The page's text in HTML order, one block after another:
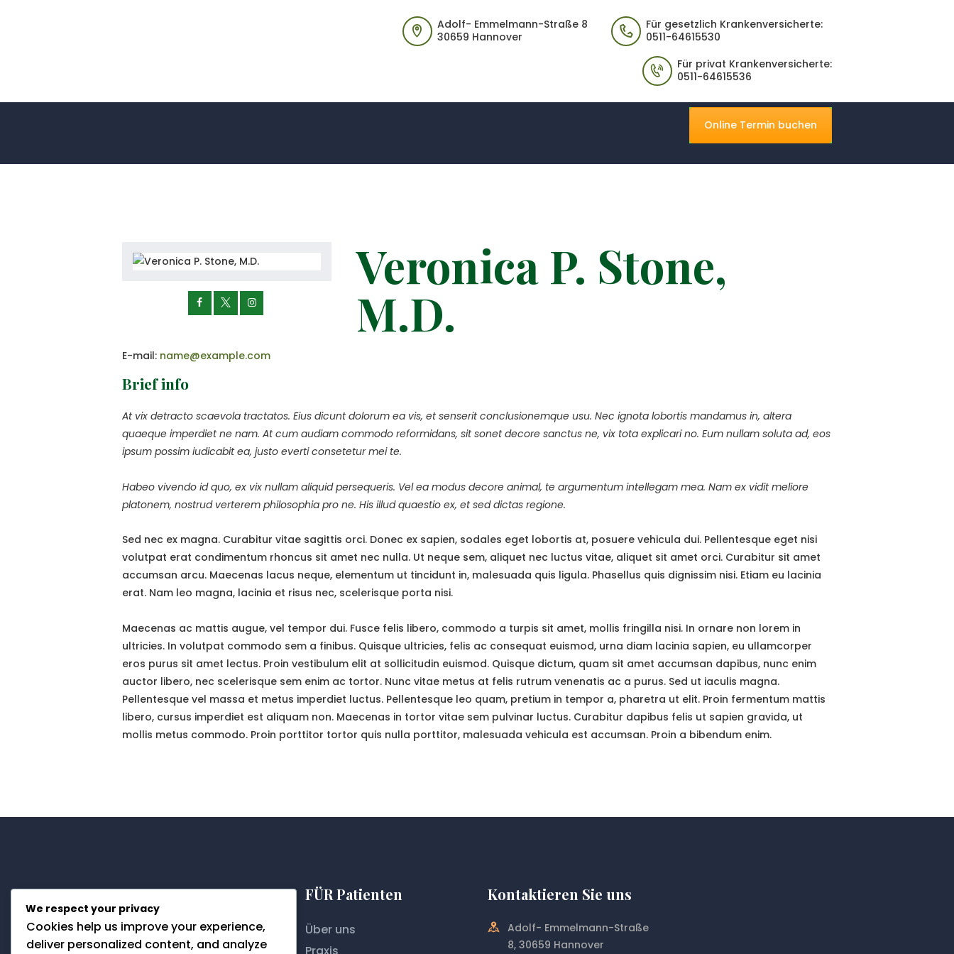
Adolf- Emmelmann-Straße 8
30659 Hannover
Für gesetzlich Krankenversicherte:
0511-64615530
Für privat Krankenversicherte:
0511-64615536
Online Termin buchen
Ismael Khorsheed
PRAXIS
Veronica P. Stone,
M.D.
E-mail: name@example.com
Brief info
At vix detracto scaevola tractatos. Eius dicunt dolorum ea vis, et senserit conclusionemque usu. Nec ignota lobortis mandamus in, altera
quaeque imperdiet ne nam. At cum audiam commodo reformidans, sit sonet decore sanctus ne, vix tota explicari no. Eum nullam soluta ad, eos
ipsum possim iudicabit ea, justo everti consetetur mei te.
Habeo vivendo id quo, ex vix nullam aliquid persequeris. Vel ea modus decore animal, te argumentum intellegam mea. Nam ex vidit meliore
platonem, nostrud verterem philosophia pro ne. His illud quaestio ex, et sed dictas regione.
Sed nec ex magna. Curabitur vitae sagittis orci. Donec ex sapien, sodales eget lobortis at, posuere vehicula dui. Pellentesque eget nisi
volutpat erat condimentum rhoncus sit amet nec nulla. Ut neque sem, aliquet nec luctus vitae, aliquet sit amet orci. Curabitur sit amet
accumsan arcu. Maecenas lacus neque, elementum ut tincidunt in, malesuada quis ligula. Phasellus quis dignissim nisi. Etiam eu lacinia
erat. Nam leo magna, lacinia et risus nec, scelerisque porta nisi.
Maecenas ac mattis augue, vel tempor dui. Fusce felis libero, commodo a turpis sit amet, mollis fringilla nisi. In ornare non lorem in
ultricies. In volutpat commodo sem a finibus. Quisque ultricies, felis ac consequat euismod, urna diam lacinia sapien, eu ullamcorper
eros purus sit amet lectus. Proin vestibulum elit at sollicitudin euismod. Quisque dictum, quam sit amet accumsan dapibus, nunc enim
auctor libero, nec scelerisque sem enim ac tortor. Nunc vitae metus at felis rutrum venenatis ac a purus. Sed ut iaculis magna.
Pellentesque vel massa et metus imperdiet luctus. Pellentesque leo quam, pretium in tempor a, pharetra ut elit. Proin fermentum mattis
libero, cursus imperdiet est aliquam non. Maecenas in tortor vitae sem pulvinar luctus. Curabitur dapibus felis ut sapien gravida, ut
mollis metus commodo. Proin porttitor tortor quis nulla porttitor, malesuada vehicula est accumsan. Proin a bibendum enim.
FÜR Patienten
Über uns
Praxis
Kontaktieren Sie uns
Adolf- Emmelmann-Straße
8, 30659 Hannover
We respect your privacy
Cookies help us improve your experience,
deliver personalized content, and analyze